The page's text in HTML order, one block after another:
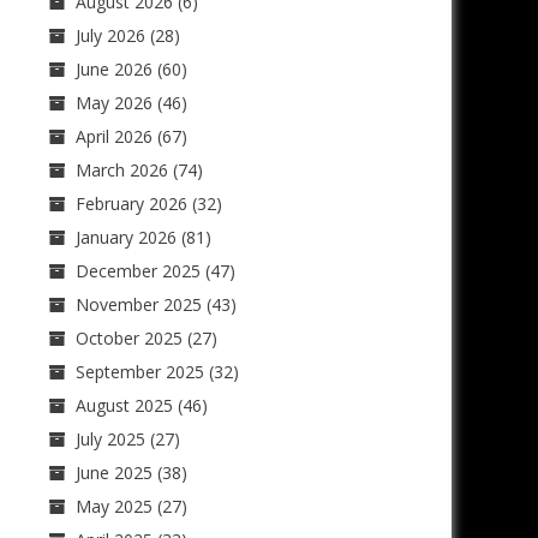
July 2026 (28)
June 2026 (60)
May 2026 (46)
April 2026 (67)
March 2026 (74)
February 2026 (32)
January 2026 (81)
December 2025 (47)
November 2025 (43)
October 2025 (27)
September 2025 (32)
August 2025 (46)
July 2025 (27)
June 2025 (38)
May 2025 (27)